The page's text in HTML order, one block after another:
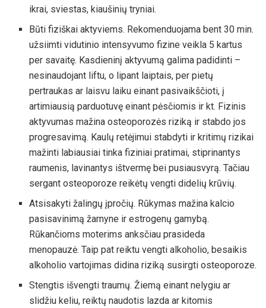
ikrai, sviestas, kiaušinių tryniai.
Būti fiziškai aktyviems. Rekomenduojama bent 30 min.
užsiimti vidutinio intensyvumo fizine veikla 5 kartus
per savaitę. Kasdieninį aktyvumą galima padidinti –
nesinaudojant liftu, o lipant laiptais, per pietų
pertraukas ar laisvu laiku einant pasivaikščioti, į
artimiausią parduotuvę einant pėsčiomis ir kt. Fizinis
aktyvumas mažina osteoporozės riziką ir stabdo jos
progresavimą. Kaulų retėjimui stabdyti ir kritimų rizikai
mažinti labiausiai tinka fiziniai pratimai, stiprinantys
raumenis, lavinantys ištvermę bei pusiausvyrą. Tačiau
sergant osteoporoze reikėtų vengti didelių krūvių.
Atsisakyti žalingų įpročių. Rūkymas mažina kalcio
pasisavinimą žarnyne ir estrogenų gamybą.
Rūkančioms moterims anksčiau prasideda
menopauzė. Taip pat reiktu vengti alkoholio, besaikis
alkoholio vartojimas didina riziką susirgti osteoporoze.
Stengtis išvengti traumų. Žiemą einant nelygiu ar
slidžiu keliu, reiktų naudotis lazda ar kitomis